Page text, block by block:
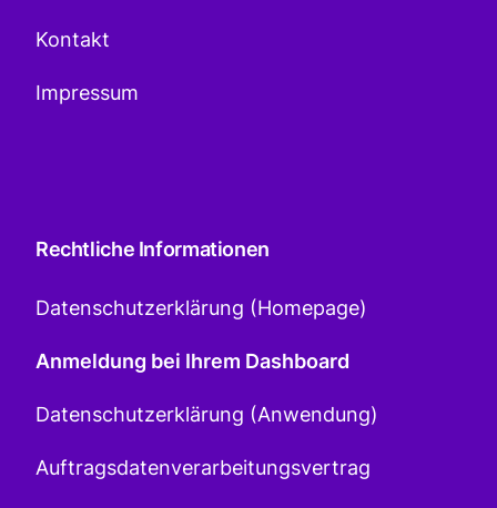
Kontakt
Impressum
Rechtliche Informationen
Datenschutzerklärung (Homepage)
Anmeldung bei Ihrem Dashboard
Datenschutzerklärung (Anwendung)
Auftragsdatenverarbeitungsvertrag